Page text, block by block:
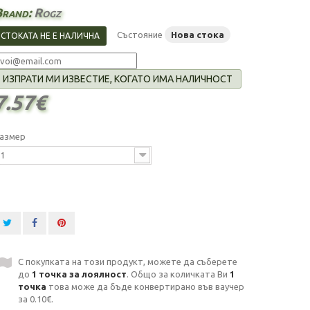
Rogz
СТОКАТА НЕ Е НАЛИЧНА Състояние Нова стока
ИЗПРАТИ МИ ИЗВЕСТИЕ, КОГАТО ИМА НАЛИЧНОСТ
1
С покупката на този продукт, можете да съберете
до 1 точка за лоялност. Общо за количката Ви 1
точка това може да бъде конвертирано във ваучер
за 0.10€.